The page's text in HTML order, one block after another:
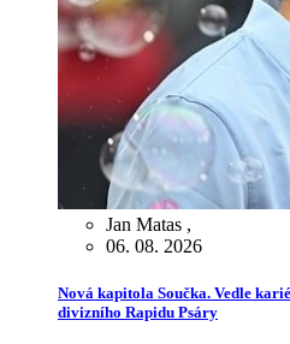
Jan Matas ,
06. 08. 2026
Nová kapitola Součka. Vedle
divizního Rapidu Psáry